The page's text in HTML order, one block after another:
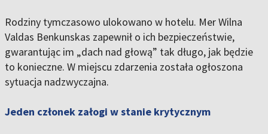
Rodziny tymczasowo ulokowano w hotelu. Mer Wilna
Valdas Benkunskas zapewnił o ich bezpieczeństwie,
gwarantując im „dach nad głową” tak długo, jak będzie
to konieczne. W miejscu zdarzenia została ogłoszona
sytuacja nadzwyczajna.
Jeden członek załogi w stanie krytycznym